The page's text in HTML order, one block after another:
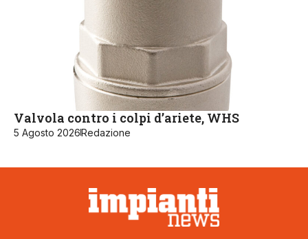
Valvola contro i colpi d’ariete, WHS
5 Agosto 2026Redazione